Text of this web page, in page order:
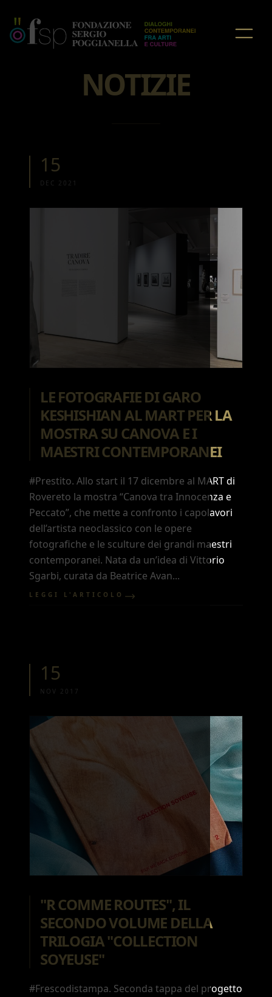
NOTIZIE
15
DEC 2021
LE FOTOGRAFIE DI GARO
KESHISHIAN AL MART PER LA
MOSTRA SU CANOVA E I
MAESTRI CONTEMPORANEI
#Prestito. Allo start il 17 dicembre al MART di
Rovereto la mostra “Canova tra Innocenza e
Peccato”, che mette a confronto i capolavori
dell’artista neoclassico con le opere
fotografiche e le sculture dei grandi maestri
contemporanei. Nata da un’idea di Vittorio
Sgarbi, curata da Beatrice Avan...
LEGGI L'ARTICOLO
15
NOV 2017
"R COMME ROUTES", IL
SECONDO VOLUME DELLA
TRILOGIA "COLLECTION
SOYEUSE"
#Frescodistampa. Seconda tappa del progetto